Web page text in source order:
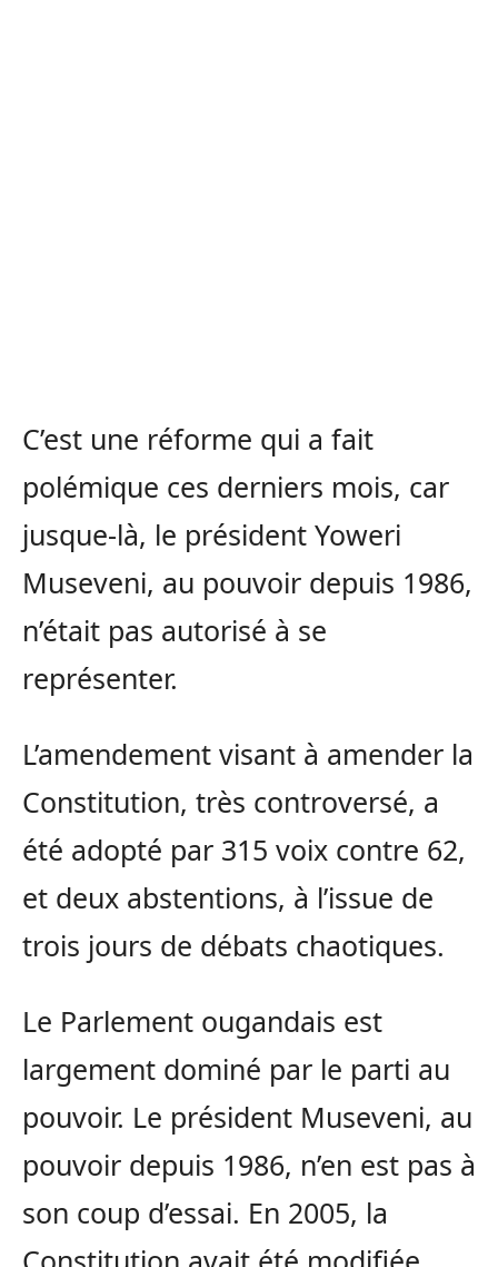
C’est une réforme qui a fait
polémique ces derniers mois, car
jusque-là, le président Yoweri
Museveni, au pouvoir depuis 1986,
n’était pas autorisé à se
représenter.
L’amendement visant à amender la
Constitution, très controversé, a
été adopté par 315 voix contre 62,
et deux abstentions, à l’issue de
trois jours de débats chaotiques.
Le Parlement ougandais est
largement dominé par le parti au
pouvoir. Le président Museveni, au
pouvoir depuis 1986, n’en est pas à
son coup d’essai. En 2005, la